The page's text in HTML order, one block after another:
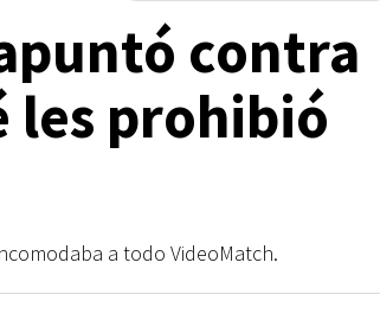
contra
prohibió
a todo VideoMatch.